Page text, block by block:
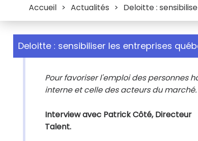
Accueil > Actualités > Deloitte :
Deloitte : sensibiliser les entreprises
Pour favoriser l'emploi des personnes
interne et celle des acteurs du
Interview avec Patrick Côté, Directeur
Talent.